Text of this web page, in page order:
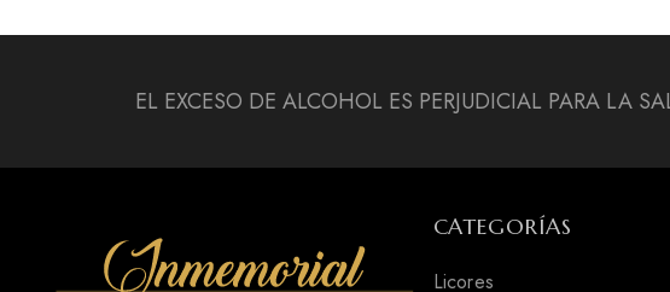
EL EXCESO DE ALCOHOL ES PERJUDICIAL PARA LA
CATEGORÍAS
Licores